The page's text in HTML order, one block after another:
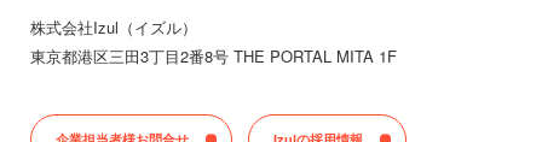
株式会社Izul（イズル）
東京都港区三田3丁目2番8号 THE PORTAL MITA 1F